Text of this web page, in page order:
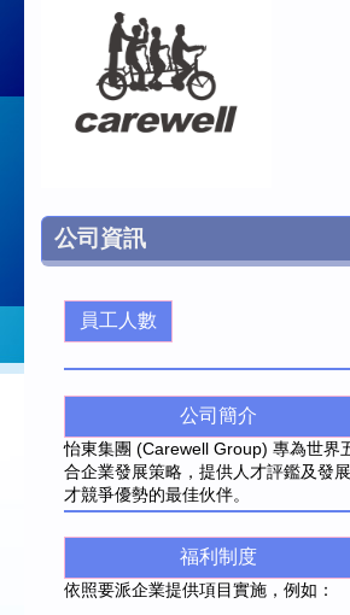
公司資訊
員工人數
公司簡介
怡東集團 (Carewell Group) 專為世界
合企業發展策略，提供人才評鑑及發
才競爭優勢的最佳伙伴。
福利制度
依照要派企業提供項目實施，例如：